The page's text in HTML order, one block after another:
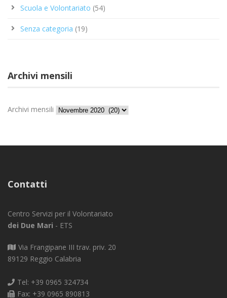
Scuola e Volontariato (54)
Senza categoria (19)
Archivi mensili
Archivi mensili
Contatti
Centro Servizi per il Volontariato
dei Due Mari - ETS
Via Frangipane III trav. priv. 20
89129 Reggio Calabria
Tel: +39 0965 324734
Fax: +39 0965 890813